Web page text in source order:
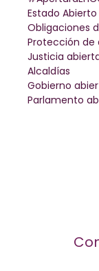
Estado Abierto
Obligaciones
Protección de
Justicia
Alcaldías
Gobierno
Parlamento